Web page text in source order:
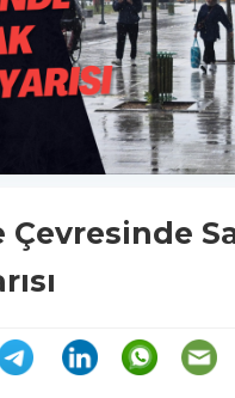
Çevresinde